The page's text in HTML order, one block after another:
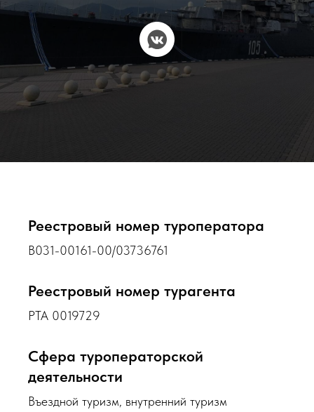
Реестровый номер туроператора
В031-00161-00/03736761
Реестровый номер турагента
РТА 0019729
Сфера туроператорской
деятельности
Въездной туризм, внутренний туризм